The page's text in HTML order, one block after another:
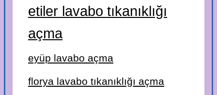
etiler lavabo tıkanıklığı
açma
eyüp lavabo açma
florya lavabo tıkanıklığı açma